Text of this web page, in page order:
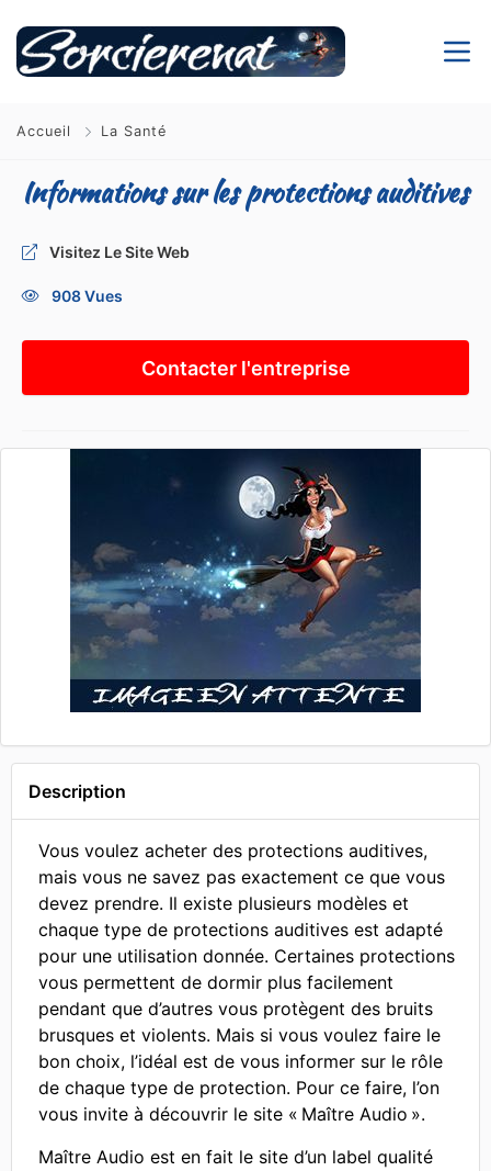
Accueil La Santé
Informations sur les protections auditives
Visitez Le Site Web
908 Vues
Contacter l'entreprise
Description
Vous voulez acheter des protections auditives,
mais vous ne savez pas exactement ce que vous
devez prendre. Il existe plusieurs modèles et
chaque type de protections auditives est adapté
pour une utilisation donnée. Certaines protections
vous permettent de dormir plus facilement
pendant que d’autres vous protègent des bruits
brusques et violents. Mais si vous voulez faire le
bon choix, l’idéal est de vous informer sur le rôle
de chaque type de protection. Pour ce faire, l’on
vous invite à découvrir le site « Maître Audio ».
Maître Audio est en fait le site d’un label qualité